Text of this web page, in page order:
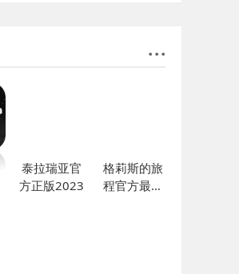
泰拉瑞亚官
方正版2023
格莉斯的旅
程官方最新